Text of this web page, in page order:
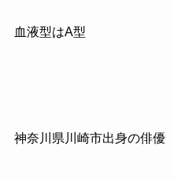
血液型はA型
神奈川県川崎市出身の俳優